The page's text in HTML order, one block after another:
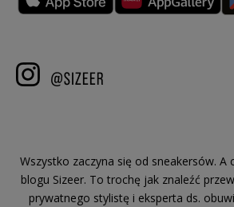
Wszystko zaczyna się od sneakersów. A
blogu Sizeer. To trochę jak znaleźć
prywatnego stylistę i eksperta ds.